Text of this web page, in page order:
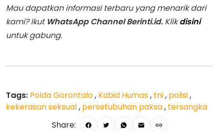
Mau dapatkan informasi terbaru yang menarik dari
kami? Ikut WhatsApp Channel Berinti.id. Klikdisini
untuk gabung.
Tags: Polda Gorontalo, Kabid Humas, tni, polisi,
kekerasan seksual, persetubuhan paksa, tersangka
Share: